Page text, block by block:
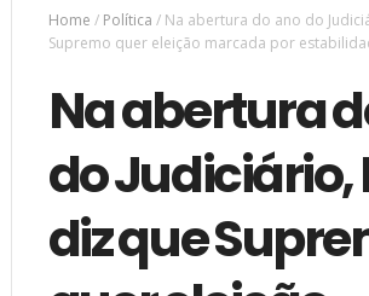
Home / Política / Na abertura do ano do
Supremo quer eleição marcada por
Na abertura
do Judiciário,
diz que